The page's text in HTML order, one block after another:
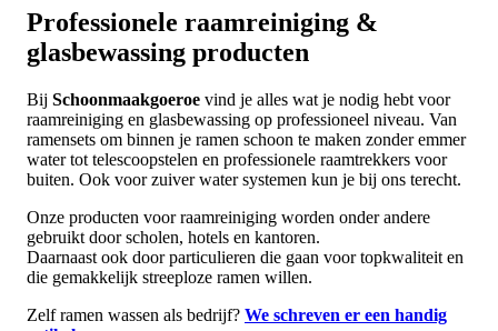
Professionele raamreiniging &
glasbewassing producten
Bij Schoonmaakgoeroe vind je alles wat je nodig hebt voor
raamreiniging en glasbewassing op professioneel niveau. Van
ramensets om binnen je ramen schoon te maken zonder emmer
water tot telescoopstelen en professionele raamtrekkers voor
buiten. Ook voor zuiver water systemen kun je bij ons terecht.
Onze producten voor raamreiniging worden onder andere
gebruikt door scholen, hotels en kantoren.
Daarnaast ook door particulieren die gaan voor topkwaliteit en
die gemakkelijk streeploze ramen willen.
Zelf ramen wassen als bedrijf? We schreven er een handig